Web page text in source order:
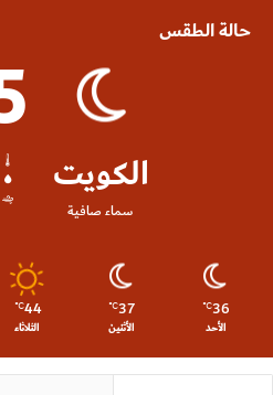
حالة الطقس
الكويت
سماء صافية
36
℃
الأحد
37
℃
الأثنين
44
℃
الثلاثاء